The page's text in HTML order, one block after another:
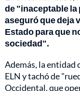
de "inaceptable
aseguró que deja
Estado para que
sociedad".
Además, la entidad
ELN y tachó de
Occidental, que